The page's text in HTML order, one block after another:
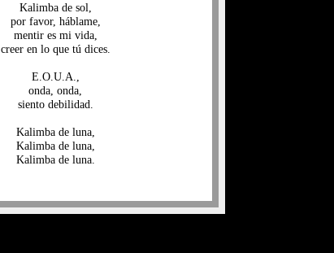
Kalimba de sol,
por favor, háblame,
mentir es mi vida,
creer en lo que tú dices.
E.O.U.A.,
onda, onda,
siento debilidad.
Kalimba de luna,
Kalimba de luna,
Kalimba de luna.